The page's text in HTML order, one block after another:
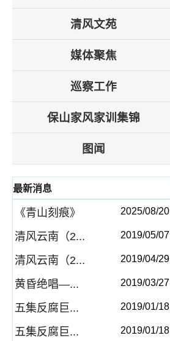
清风文苑
媒体聚焦
巡察工作
保山家风家训集锦
图闻
最新消息
《青山刻痕》 2025/08/20
清风云南（2... 2019/05/07
清风云南（2... 2019/04/29
黄昏绝唱—... 2019/03/27
五集反腐巨... 2019/01/18
五集反腐巨... 2019/01/18